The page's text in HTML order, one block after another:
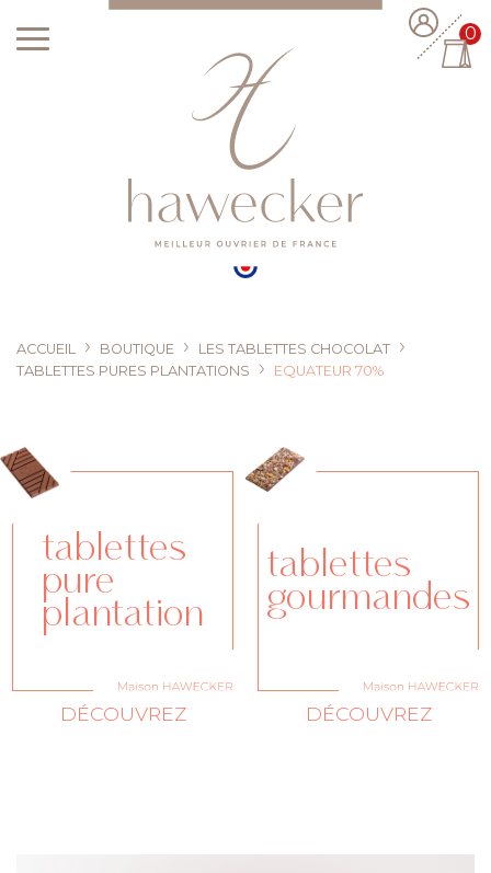
0
ACCUEIL › BOUTIQUE › LES TABLETTES CHOCOLAT ›
TABLETTES PURES PLANTATIONS › EQUATEUR 70%
tablettes
pure
plantation
DÉCOUVREZ
tablettes
gourmandes
DÉCOUVREZ